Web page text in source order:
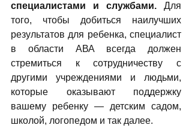
специалистами и службами. Для
того, чтобы добиться наилучших
результатов для ребенка, специалист
в области АВА всегда должен
стремиться к сотрудничеству с
другими учреждениями и людьми,
которые оказывают поддержку
вашему ребенку — детским садом,
школой, логопедом и так далее.